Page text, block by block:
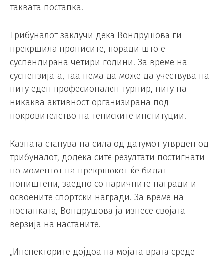
таквата постапка.
Трибуналот заклучи дека Вондрушова ги
прекршила прописите, поради што е
суспендирана четири години. За време на
суспензијата, таа нема да може да учествува на
ниту еден професионален турнир, ниту на
никаква активност организирана под
покровителство на тениските институции.
Казната стапува на сила од датумот утврден од
трибуналот, додека сите резултати постигнати
по моментот на прекршокот ќе бидат
поништени, заедно со паричните награди и
освоените спортски награди. За време на
постапката, Вондрушова ја изнесе својата
верзија на настаните.
„Инспекторите дојдоа на мојата врата среде